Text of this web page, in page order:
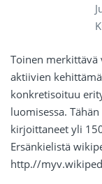
Toinen merkittävä
aktiivien
konkretisoituu
luomisessa.
kirjoittaneet yli
Ersänkielistä
http.//